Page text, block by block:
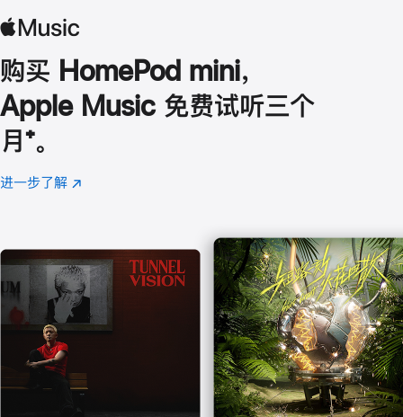
购买 HomePod mini，
Apple Music 免费试听三个
月 脚
注
⁺。
进一步了解 Apple
(在
口
中
打
开)